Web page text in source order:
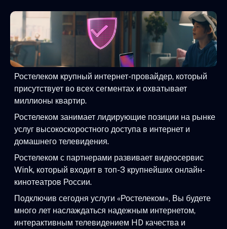
Ростелеком крупный интернет-провайдер, который
присутствует во всех сегментах и охватывает
миллионы квартир.
Ростелеком занимает лидирующие позиции на рынке
услуг высокоскоростного доступа в интернет и
домашнего телевидения.
Ростелеком с партнерами развивает видеосервис
Wink, который входит в топ-3 крупнейших онлайн-
кинотеатров России.
Подключив сегодня услуги «Ростелеком», Вы будете
много лет наслаждаться надежным интернетом,
интерактивным телевидением HD качества и